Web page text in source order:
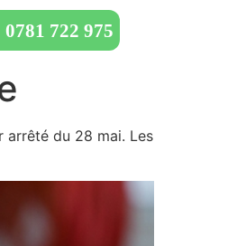
0781 722 975
arrêté du 28 mai. Les